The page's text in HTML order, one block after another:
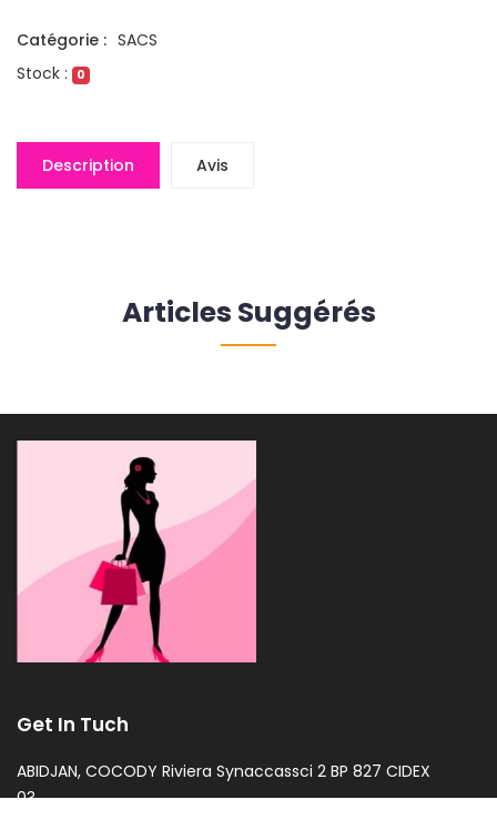
Catégorie : SACS
Stock :
0
Description Avis
Articles Suggérés
Get In Tuch
ABIDJAN, COCODY Riviera Synaccassci 2 BP 827 CIDEX
03